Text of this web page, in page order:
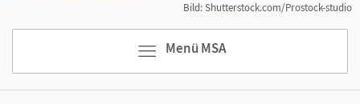
Menü MSA
Bild: Shutterstock.com/Prostock-studio